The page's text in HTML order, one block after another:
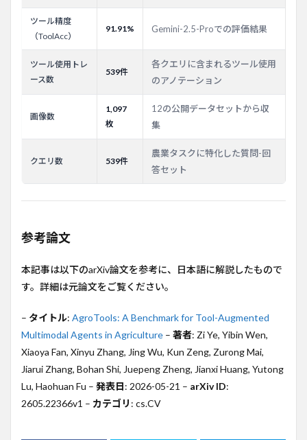
ツール精度
（ToolAcc）
91.91% Gemini-2.5-Proでの評価結果
ツール使用トレ
ース数
539件
各クエリに含まれるツール使用
のアノテーション
画像数
1,097
枚
12の公開データセットから収
集
クエリ数 539件
農業タスクに特化した質問-回
答セット
参考論文
本記事は以下のarXiv論文を参考に、日本語に解説したもので
す。詳細は元論文をご覧ください。
– タイトル: AgroTools: A Benchmark for Tool-Augmented
Multimodal Agents in Agriculture – 著者: Zi Ye, Yibin Wen,
Xiaoya Fan, Xinyu Zhang, Jing Wu, Kun Zeng, Zurong Mai,
Jiarui Zhang, Bohan Shi, Juepeng Zheng, Jianxi Huang, Yutong
Lu, Haohuan Fu – 発表日: 2026-05-21 – arXiv ID:
2605.22366v1 – カテゴリ : cs.CV